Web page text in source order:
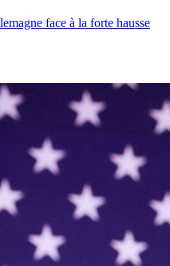
face à la forte hausse